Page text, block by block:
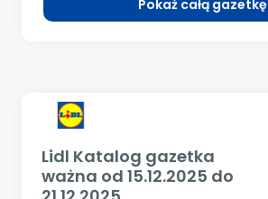
Pokaż całą gazetkę
Lidl Katalog gazetka
ważna od 15.12.2025 do